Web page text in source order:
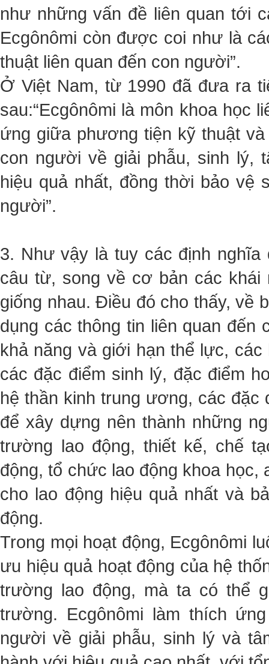
như những vấn đề liên quan tới
Ecgônômi còn được coi như là
thuật liên quan đến con người”.
Ở Việt Nam, từ 1990 đã đưa ra
sau:“Ecgônômi là môn khoa học
ứng giữa phương tiện kỹ thuật
con người về giải phẫu, sinh lý,
hiệu quả nhất, đồng thời bảo vệ
người”.
3. Như vậy là tuy các định
câu từ, song về cơ bản các
giống nhau. Điều đó cho thấy, về
dụng các thông tin liên quan
khả năng và giới hạn thể lực,
các đặc điểm sinh lý, đặc điểm
hệ thần kinh trung ương, các
để xây dựng nên thành những
trường lao động, thiết kế, chế
động, tổ chức lao động khoa học,
cho lao động hiệu quả nhất và
động.
Trong mọi hoạt động, Ecgônômi
ưu hiệu quả hoạt động của hệ
trường lao động, mà ta có thể
trường. Ecgônômi làm thích
người về giải phẫu, sinh lý và